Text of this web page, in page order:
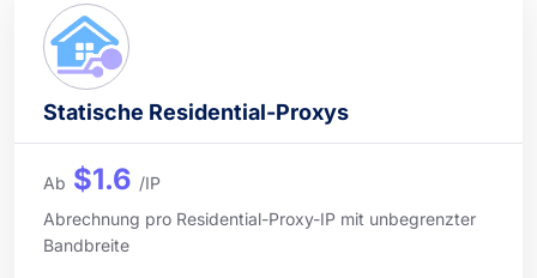
Statische Residential-Proxys
Ab $1.6 /IP
Abrechnung pro Residential-Proxy-IP mit unbegrenzter
Bandbreite